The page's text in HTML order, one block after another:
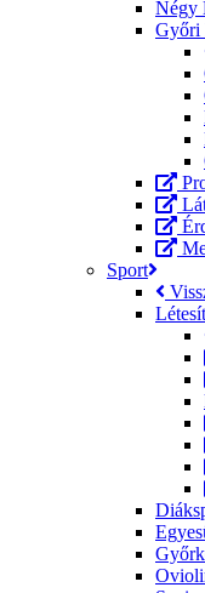
Négy
Győri
Sport